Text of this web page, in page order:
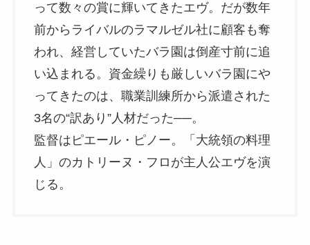
って数々の賞に輝いてきたエヴ。だが数年
前からライバルのラマルゼル社に顧客も奪
われ、経営していたバラ園は倒産寸前に追
い込まれる。資金繰りも厳しいバラ園にや
ってきたのは、職業訓練所から派遣された
3名の“訳あり”人材だった──。
監督はピエール・ピノー。「大統領の料理
人」のカトリーヌ・フロが主人公エヴを演
じる。